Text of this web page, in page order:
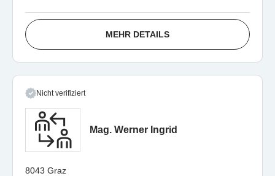
MEHR DETAILS
Nicht verifiziert
Mag. Werner Ingrid
8043 Graz